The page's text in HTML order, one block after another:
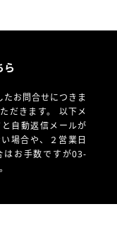
ら
お問合せにつきま
だきます。 以下メ
自動返信メールが
場合や、
２営業日
はお手数ですが03-